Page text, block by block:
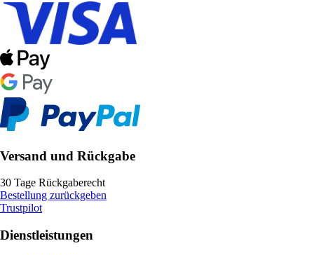
Versand und Rückgabe
30 Tage Rückgaberecht
Bestellung zurückgeben
Trustpilot
Dienstleistungen